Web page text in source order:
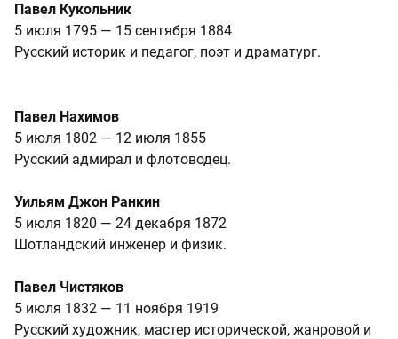
Павел Кукольник
5 июля 1795 — 15 сентября 1884
Русский историк и педагог, поэт и драматург.
Павел Нахимов
5 июля 1802 — 12 июля 1855
Русский адмирал и флотоводец.
Уильям Джон Ранкин
5 июля 1820 — 24 декабря 1872
Шотландский инженер и физик.
Павел Чистяков
5 июля 1832 — 11 ноября 1919
Русский художник, мастер исторической, жанровой и